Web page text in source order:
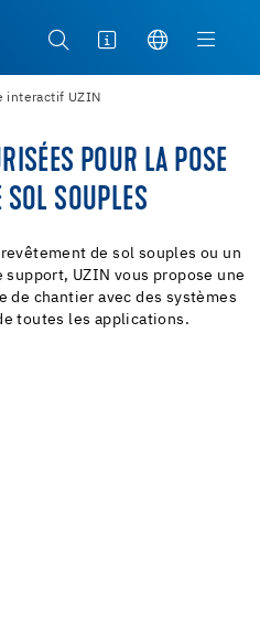
interactif UZIN
POUR LA POSE
SOL SOUPLES
de sol souples ou un
UZIN vous propose une
de chantier avec des systèmes
toutes les applications.